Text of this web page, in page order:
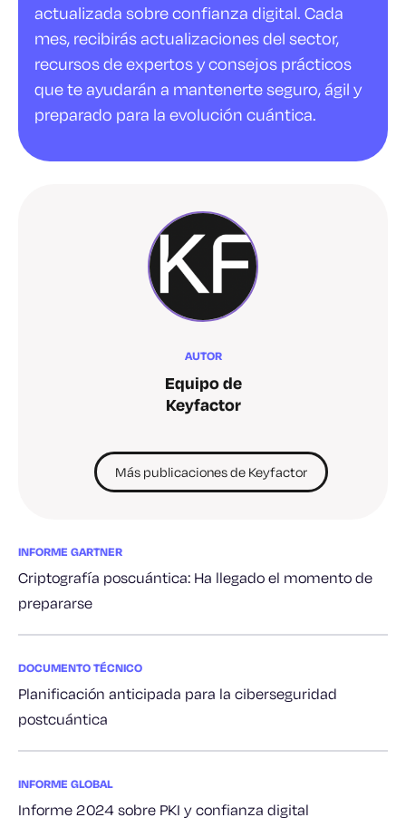
actualizada sobre confianza digital. Cada
mes, recibirás actualizaciones del sector,
recursos de expertos y consejos prácticos
que te ayudarán a mantenerte seguro, ágil y
preparado para la evolución cuántica.
AUTOR
Equipo de
Keyfactor
Más publicaciones de Keyfactor
INFORME GARTNER
Criptografía poscuántica: Ha llegado el momento de
prepararse
DOCUMENTO TÉCNICO
Planificación anticipada para la ciberseguridad
postcuántica
INFORME GLOBAL
Informe 2024 sobre PKI y confianza digital